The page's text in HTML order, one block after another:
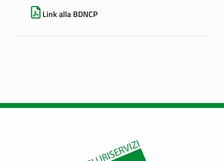
Link alla BDNCP